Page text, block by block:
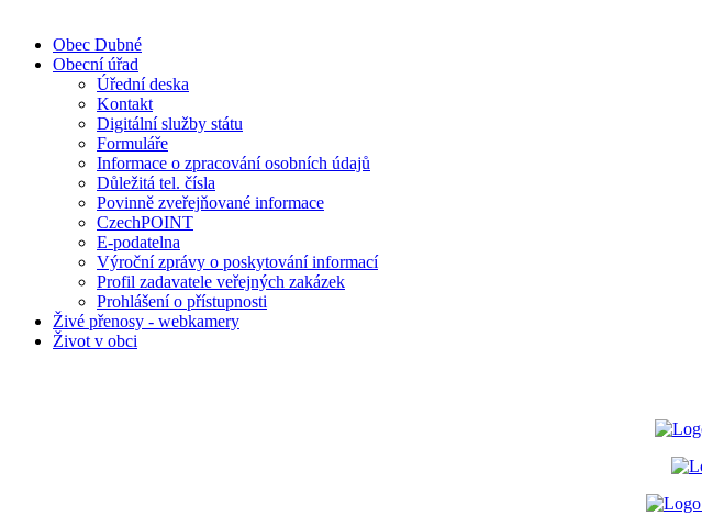
Obec Dubné
Obecní úřad
Úřední deska
Kontakt
Digitální služby státu
Formuláře
Informace o zpracování osobních údajů
Důležitá tel. čísla
Povinně zveřejňované informace
CzechPOINT
E-podatelna
Výroční zprávy o poskytování informací
Profil zadavatele veřejných zakázek
Prohlášení o přístupnosti
Živé přenosy - webkamery
Život v obci